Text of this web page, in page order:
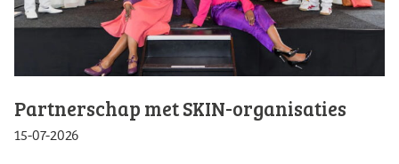
Partnerschap met SKIN-organisaties
15-07-2026